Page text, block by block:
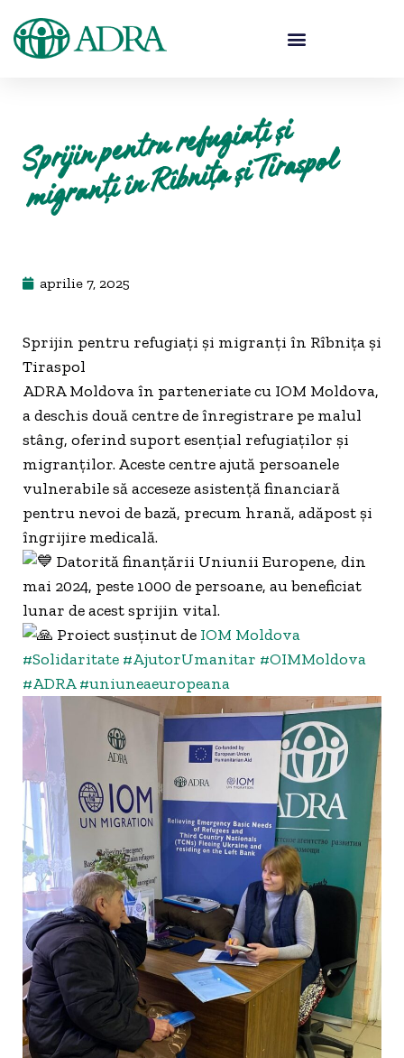
Sprijin pentru refugiați și
migranți în
Rîbnița și Tiraspol
aprilie 7, 2025
Sprijin pentru refugiați și migranți în Rîbnița și
Tiraspol
ADRA Moldova în parteneriate cu IOM Moldova,
a deschis două centre de înregistrare pe malul
stâng, oferind suport esențial refugiaților și
migranților. Aceste centre ajută persoanele
vulnerabile să acceseze asistență financiară
pentru nevoi de bază, precum hrană, adăpost și
îngrijire medicală.
Datorită finanțării Uniunii Europene, din
mai 2024, peste 1000 de persoane, au beneficiat
lunar de acest sprijin vital.
Proiect susținut de IOM Moldova
#Solidaritate #AjutorUmanitar #OIMMoldova
#ADRA #uniuneaeuropeana